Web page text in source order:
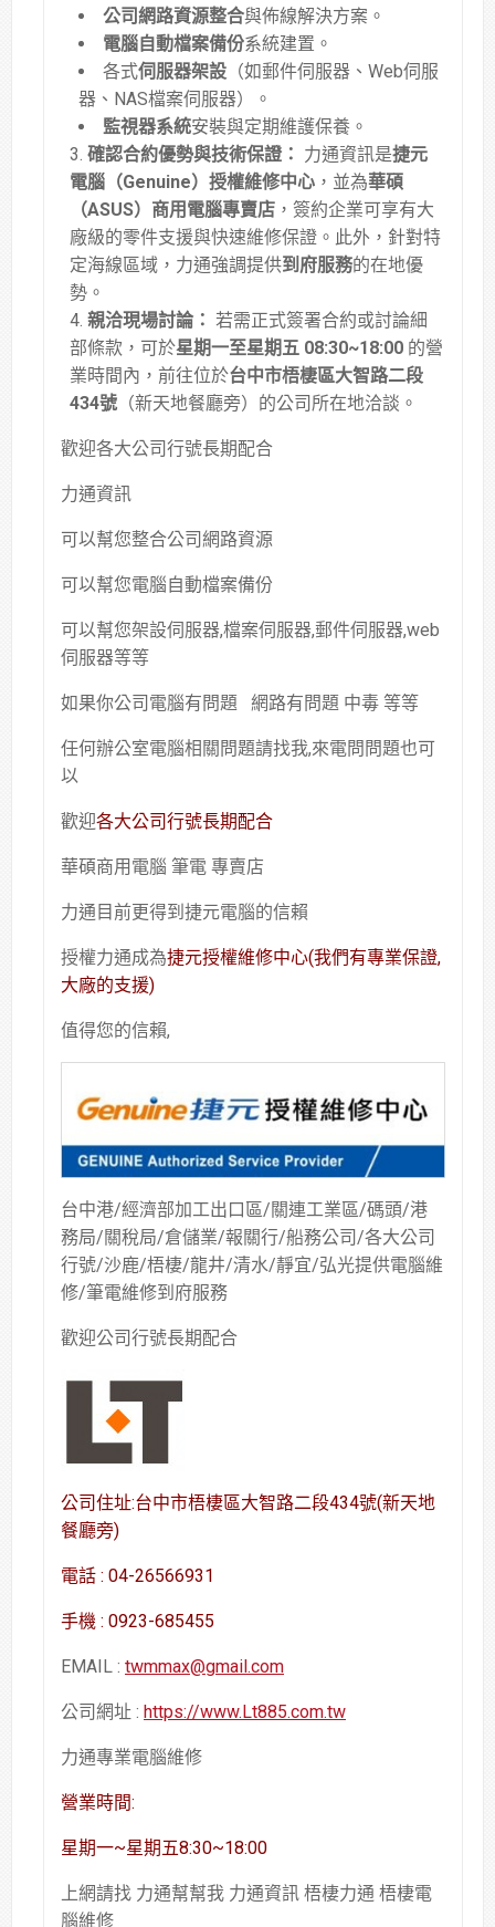
公司網路資源整合與佈線解決方案 。
電腦自動檔案備份系統建置 。
各式伺服器架設 （如郵件伺服器、Web伺服
器、NAS檔案伺服器）
。
監視器系統安裝與定期維護保養 。
確認合約優勢與技術保證： 力通資訊是捷元
電腦（Genuine）授權維修中心 ，並為華碩
（ASUS）商用電腦專賣店 ，簽約企業可享有大
廠級的零件支援與快速維修保證 。此外，針對特
定海線區域，力通強調提供到府服務的在地優
勢 。
親洽現場討論： 若需正式簽署合約或討論細
部條款，可於星期一至星期五 08:30~18:00 的營
業時間內，前往位於台中市梧棲區大智路二段
434號 （新天地餐廳旁）的公司所在地洽談。
歡迎各大公司行號長期配合
力通資訊
可以幫您整合公司網路資源
可以幫您電腦自動檔案備份
可以幫您架設伺服器,檔案伺服器,郵件伺服器,web
伺服器等等
如果你公司電腦有問題 網路有問題 中毒 等等
任何辦公室電腦相關問題請找我,來電問問題也可
以
歡迎各大公司行號長期配合
華碩商用電腦 筆電 專賣店
力通目前更得到捷元電腦的信賴
授權力通成為捷元授權維修中心(我們有專業保證,
大廠的支援)
值得您的信賴,
台中港/經濟部加工出口區/關連工業區/碼頭/港
務局/關稅局/倉儲業/報關行/船務公司/各大公司
行號/沙鹿/梧棲/龍井/清水/靜宜/弘光提供電腦維
修/筆電維修到府服務
歡迎公司行號長期配合
公司住址:台中市梧棲區大智路二段434號(新天地
餐廳旁)
電話 : 04-26566931
手機 : 0923-685455
EMAIL : twmmax@gmail.com
公司網址 : https://www.Lt885.com.tw
力通專業電腦維修
營業時間:
星期一~星期五8:30~18:00
上網請找 力通幫幫我 力通資訊 梧棲力通 梧棲電
腦維修